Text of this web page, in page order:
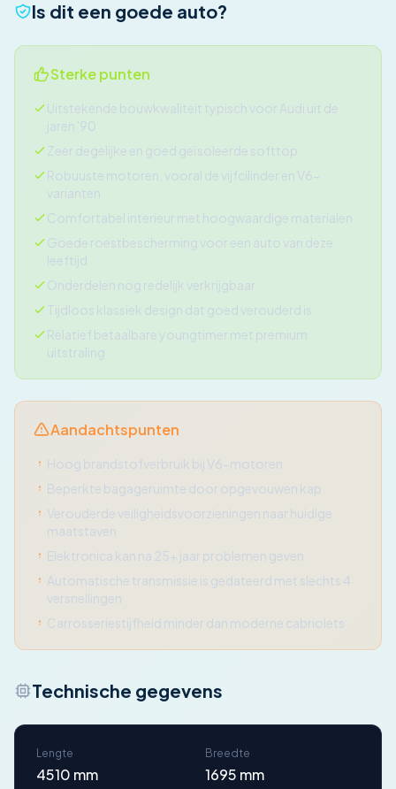
Is dit een goede auto?
Sterke punten
Uitstekende bouwkwaliteit typisch voor Audi uit de
jaren '90
Zeer degelijke en goed geïsoleerde softtop
Robuuste motoren, vooral de vijfcilinder en V6-
varianten
Comfortabel interieur met hoogwaardige materialen
Goede roestbescherming voor een auto van deze
leeftijd
Onderdelen nog redelijk verkrijgbaar
Tijdloos klassiek design dat goed verouderd is
Relatief betaalbare youngtimer met premium
uitstraling
Aandachtspunten
Hoog brandstofverbruik bij V6-motoren
Beperkte bagageruimte door opgevouwen kap
Verouderde veiligheidsvoorzieningen naar huidige
maatstaven
Elektronica kan na 25+ jaar problemen geven
Automatische transmissie is gedateerd met slechts 4
versnellingen
Carrosseriestijfheid minder dan moderne cabriolets
Technische gegevens
Lengte
4510 mm
Breedte
1695 mm